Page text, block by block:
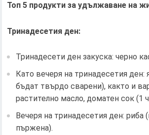
Топ 5 продукти за удължаване на
Тринадесетия ден:
Тринадесети ден закуска: черно
Като вечеря на тринадесетия ден:
бъдат твърдо сварени), както и
растително масло, доматен сок (1
Вечеря на тринадесетия ден: риба
пържена).